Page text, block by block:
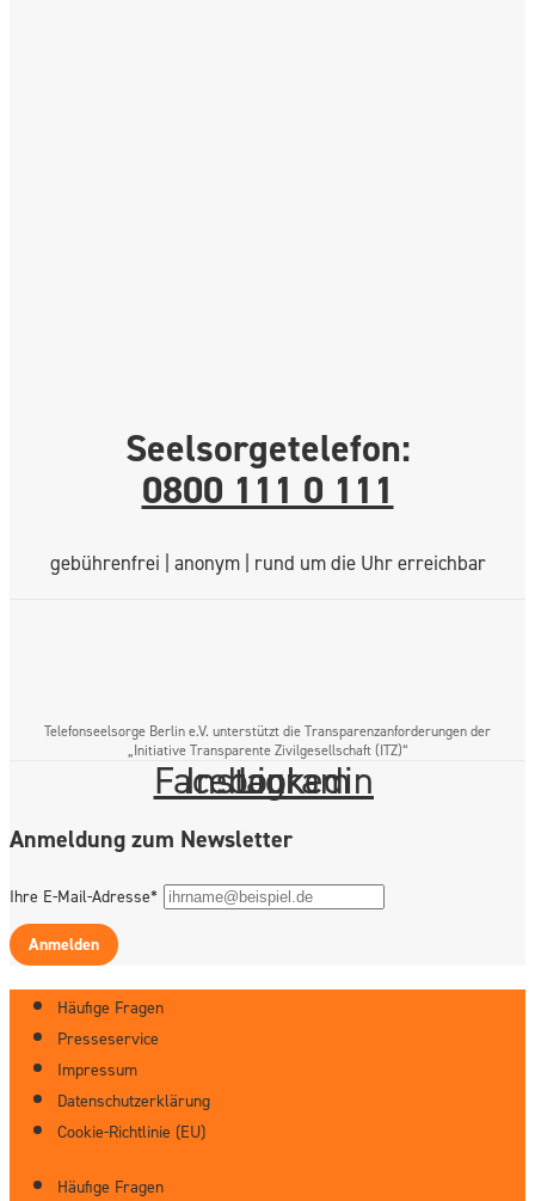
Seelsorgetelefon:
0800 111 0 111
gebührenfrei | anonym | rund um die Uhr erreichbar
Telefonseelsorge Berlin e.V. unterstützt die Transparenzanforderungen der
„Initiative Transparente Zivilgesellschaft (ITZ)“
Facebook
Instagram
Linkedin
Anmeldung zum Newsletter
Ihre E-Mail-Adresse*
Anmelden
Häufige Fragen
Presseservice
Impressum
Datenschutzerklärung
Cookie-Richtlinie (EU)
Häufige Fragen